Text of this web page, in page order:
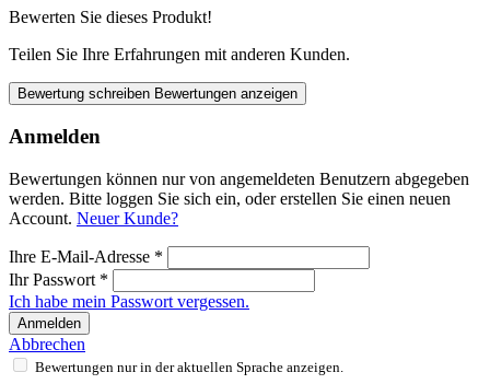
Bewerten Sie dieses Produkt!
Teilen Sie Ihre Erfahrungen mit anderen Kunden.
Bewertung schreiben Bewertungen anzeigen
Anmelden
Bewertungen können nur von angemeldeten Benutzern abgegeben
werden. Bitte loggen Sie sich ein, oder erstellen Sie einen neuen
Account. Neuer Kunde?
Ihre E-Mail-Adresse *
Ihr Passwort *
Ich habe mein Passwort vergessen.
Anmelden
Abbrechen
Bewertungen nur in der aktuellen Sprache anzeigen.